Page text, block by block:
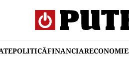
POLITICĂFINANCIARECONOMIE